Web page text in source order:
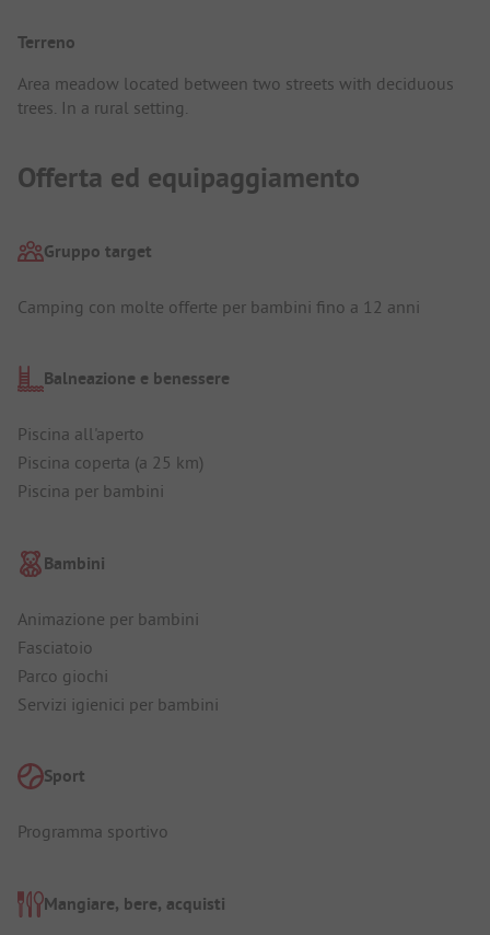
Terreno
Area meadow located between two streets with deciduous
trees. In a rural setting.
Offerta ed equipaggiamento
Gruppo target
Camping con molte offerte per bambini fino a 12 anni
Balneazione e benessere
Piscina all'aperto
Piscina coperta (a 25 km)
Piscina per bambini
Bambini
Animazione per bambini
Fasciatoio
Parco giochi
Servizi igienici per bambini
Sport
Programma sportivo
Mangiare, bere, acquisti